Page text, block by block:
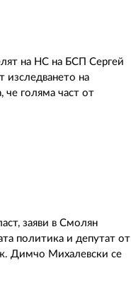
на НС на БСП Сергей
изследването на
че голяма част от
заяви в Смолян
политика и депутат от
Димчо Михалевски се